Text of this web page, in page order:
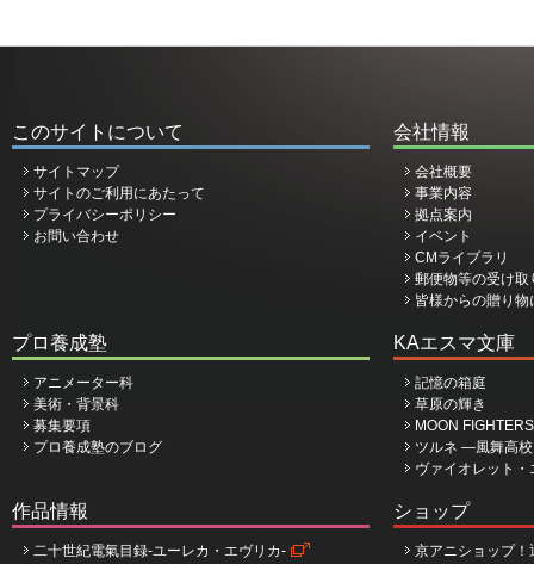
このサイトについて
サイトマップ
サイトのご利用にあたって
プライバシーポリシー
お問い合わせ
会社情報
会社概要
事業内容
拠点案内
イベント
CMライブラリ
郵便物等の受け取
皆様からの贈り
プロ養成塾
アニメーター科
美術・背景科
募集要項
プロ養成塾のブログ
KAエスマ文庫
記憶の箱庭
草原の輝き
MOON
ツルネ ―風舞高
ヴァイオレット
作品情報
二十世紀電氣目録-ユーレカ・エヴリカ-
ショップ
京アニショップ！